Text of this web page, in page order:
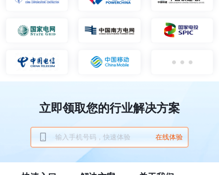
立即领取您的行业解决方案
在线体验